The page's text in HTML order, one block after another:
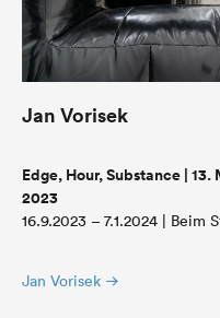
Jan Vorisek
Edge, Hour, Substance |
2023
16.9.2023 – 7.1.2024 | Beim
Jan Vorisek